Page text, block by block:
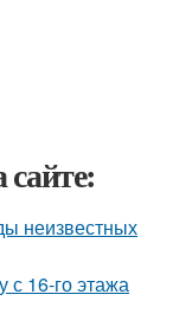
неизвестных
с 16-го этажа